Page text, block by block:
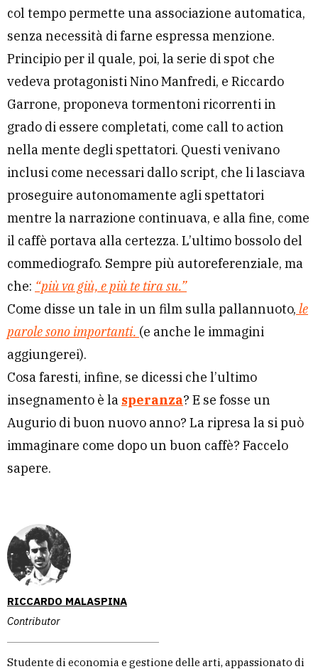
RICCARDO MALASPINA
Contributor
Studente di economia e gestione delle arti, appassionato di
col tempo permette una associazione automatica,
senza necessità di farne espressa menzione.
Principio per il quale, poi, la serie di spot che
vedeva protagonisti Nino Manfredi, e Riccardo
Garrone, proponeva tormentoni ricorrenti in
grado di essere completati, come call to action
nella mente degli spettatori. Questi venivano
inclusi come necessari dallo script, che li lasciava
proseguire autonomamente agli spettatori
mentre la narrazione continuava, e alla fine, come
il caffè portava alla certezza. L’ultimo bossolo del
commediografo. Sempre più autoreferenziale, ma
che: “più va giù, e più te tira su.”
Come disse un tale in un film sulla pallannuoto, le
parole sono importanti. (e anche le immagini
aggiungerei).
Cosa faresti, infine, se dicessi che l’ultimo
insegnamento è la speranza? E se fosse un
Augurio di buon nuovo anno? La ripresa la si può
immaginare come dopo un buon caffè? Faccelo
sapere.